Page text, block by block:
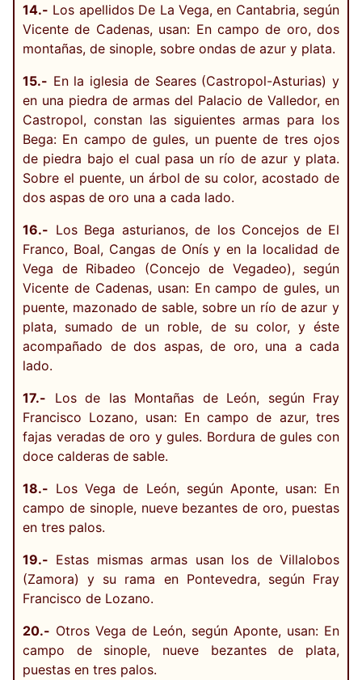
14.- Los apellidos De La Vega, en Cantabria, según
Vicente de Cadenas, usan: En campo de oro, dos
montañas, de sinople, sobre ondas de azur y plata.
15.- En la iglesia de Seares (Castropol-Asturias) y
en una piedra de armas del Palacio de Valledor, en
Castropol, constan las siguientes armas para los
Bega: En campo de gules, un puente de tres ojos
de piedra bajo el cual pasa un río de azur y plata.
Sobre el puente, un árbol de su color, acostado de
dos aspas de oro una a cada lado.
16.- Los Bega asturianos, de los Concejos de El
Franco, Boal, Cangas de Onís y en la localidad de
Vega de Ribadeo (Concejo de Vegadeo), según
Vicente de Cadenas, usan: En campo de gules, un
puente, mazonado de sable, sobre un río de azur y
plata, sumado de un roble, de su color, y éste
acompañado de dos aspas, de oro, una a cada
lado.
17.- Los de las Montañas de León, según Fray
Francisco Lozano, usan: En campo de azur, tres
fajas veradas de oro y gules. Bordura de gules con
doce calderas de sable.
18.- Los Vega de León, según Aponte, usan: En
campo de sinople, nueve bezantes de oro, puestas
en tres palos.
19.- Estas mismas armas usan los de Villalobos
(Zamora) y su rama en Pontevedra, según Fray
Francisco de Lozano.
20.- Otros Vega de León, según Aponte, usan: En
campo de sinople, nueve bezantes de plata,
puestas en tres palos.